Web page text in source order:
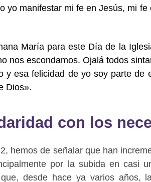
yo manifestar mi fe en Jesús, mi fe
María para este Día de la
nos escondamos. Ojalá todos
y esa felicidad de yo soy parte de
Dios».
con los
hemos de señalar que han
por la subida en casi
desde hace ya varios años,